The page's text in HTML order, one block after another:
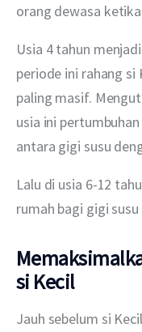
orang dewasa
Usia 4 tahun
periode ini rahang
paling masif.
usia ini
antara gigi susu
Lalu di usia 6-12
rumah bagi gigi
si Kecil
Jauh sebelum si